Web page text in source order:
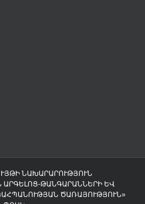
ՆԱԽԱՐԱՐՈՒԹՅՈՒՆ
ԹԱՆԳԱՐԱՆՆԵՐԻ ԵՎ
ԾԱՌԱՅՈՒԹՅՈՒՆ»